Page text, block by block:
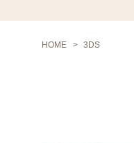
HOME 3DS